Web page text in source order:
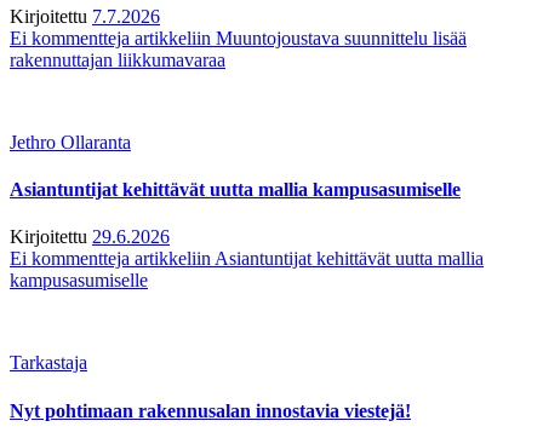
Kirjoitettu 7.7.2026
Ei kommentteja artikkeliin Muuntojoustava suunnittelu lisää
rakennuttajan liikkumavaraa
Jethro Ollaranta
Asiantuntijat kehittävät uutta mallia kampusasumiselle
Kirjoitettu 29.6.2026
Ei kommentteja artikkeliin Asiantuntijat kehittävät uutta mallia
kampusasumiselle
Tarkastaja
Nyt pohtimaan rakennusalan innostavia viestejä!